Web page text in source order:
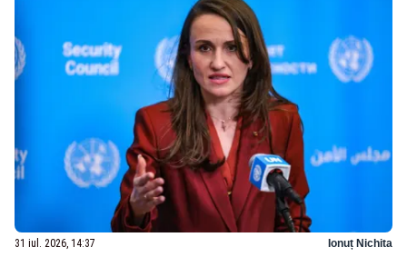
31 iul. 2026, 14:37 Ionuț Nichita